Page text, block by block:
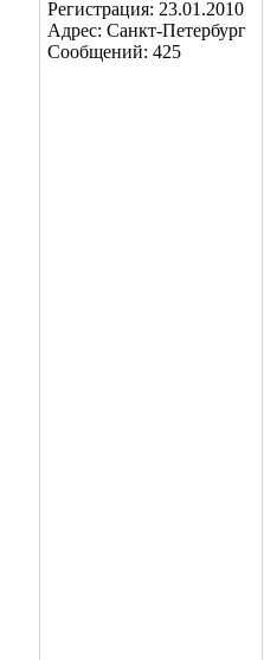
Регистрация: 23.01.2010
Адрес: Санкт-Петербург
Сообщений: 425